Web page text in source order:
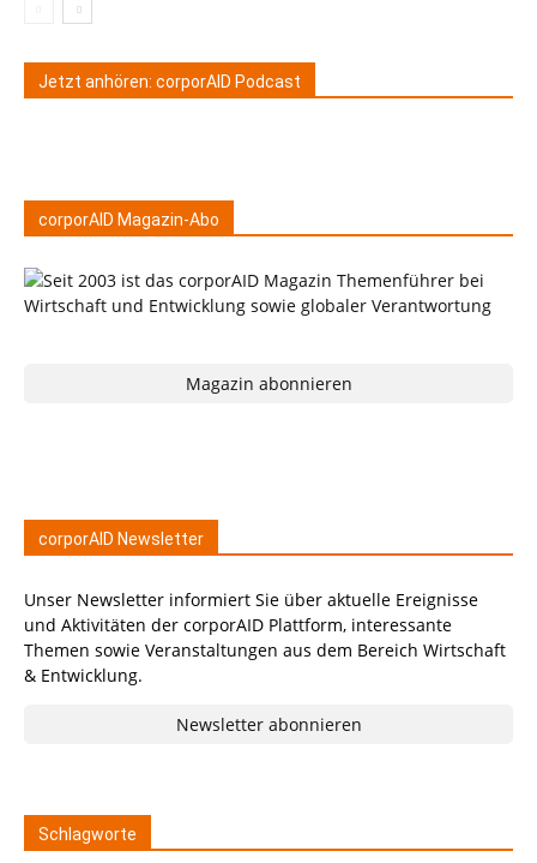
Jetzt anhören: corporAID Podcast
corporAID Magazin-Abo
Magazin abonnieren
corporAID Newsletter
Unser Newsletter informiert Sie über aktuelle Ereignisse
und Aktivitäten der corporAID Plattform, interessante
Themen sowie Veranstaltungen aus dem Bereich Wirtschaft
& Entwicklung.
Newsletter abonnieren
Schlagworte